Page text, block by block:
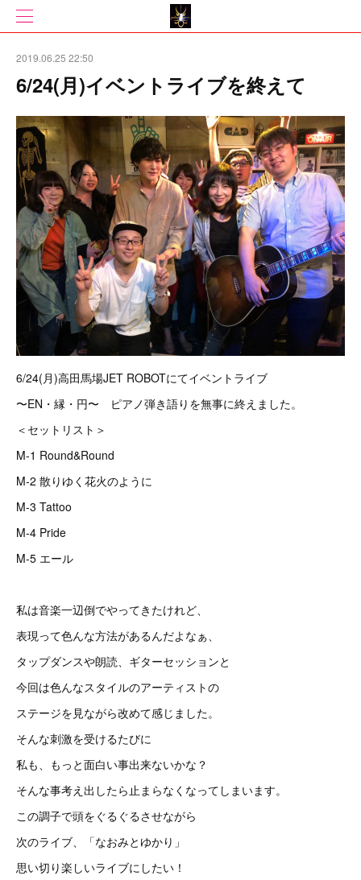
2019.06.25 22:50
6/24(月)イベントライブを終えて
6/24(月)高田馬場JET ROBOTにてイベントライブ
〜EN・縁・円〜 ピアノ弾き語りを無事に終えました。
＜セットリスト＞
M-1 Round&Round
M-2 散りゆく花火のように
M-3 Tattoo
M-4 Pride
M-5 エール
私は音楽一辺倒でやってきたけれど、
表現って色んな方法があるんだよなぁ、
タップダンスや朗読、ギターセッションと
今回は色んなスタイルのアーティストの
ステージを見ながら改めて感じました。
そんな刺激を受けるたびに
私も、もっと面白い事出来ないかな？
そんな事考え出したら止まらなくなってしまいます。
この調子で頭をぐるぐるさせながら
次のライブ、「なおみとゆかり」
思い切り楽しいライブにしたい！